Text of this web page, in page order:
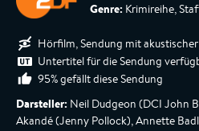
Genre: Krimireihe,
Hörfilm, Sendung mit
Untertitel für die Sendung
95% gefällt diese Sendung
Darsteller: Neil Dudgeon (DCI John
Akandé (Jenny Pollock), Annette